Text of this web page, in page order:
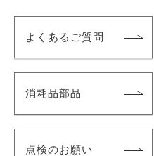
よくあるご質問
消耗品部品
点検のお願い